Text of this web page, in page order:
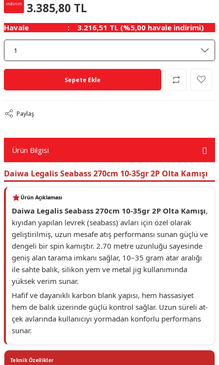
indirim 3.385,80 TL
Havale 3.216,51 TL (%5,00 havale indirimi)
Sepete Ekle
Paylaş
Ürün Bilgisi
Daiwa Legalis Seabass 270cm 10-35gr 2P Olta Kamışı
Ürün Açıklaması
Daiwa Legalis Seabass 270cm 10-35gr 2P Olta Kamışı,
kıyıdan yapılan levrek (seabass) avları için özel olarak
geliştirilmiş, uzun mesafe atış performansı sunan güçlü ve
dengeli bir spin kamıştır. 2.70 metre uzunluğu sayesinde
geniş alan tarama imkanı sağlar, 10–35 gram atar aralığı
ile sahte balık, silikon yem ve metal jig kullanımında
yüksek verim sunar.
Hafif ve dayanıklı karbon blank yapısı, hem hassasiyet
hem de balık üzerinde güçlü kontrol sağlar. Uzun süreli at-
çek avlarında kullanıcıyı yormadan konforlu performans
sunar.
Teknik Özellikler